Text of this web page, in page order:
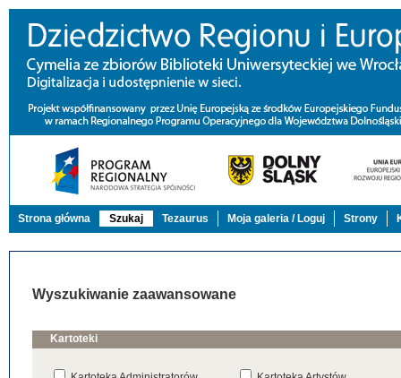
Strona główna Szukaj Tezaurus Moja galeria / Loguj Strony
Wyszukiwanie zaawansowane
Kartoteki